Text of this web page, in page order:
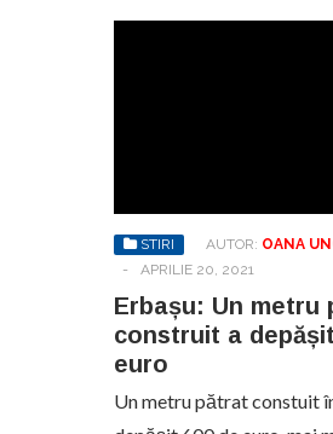
STIRI AUTOR: OANA
-
APRILIE 20, 2021
Erbașu: Un metru
construit a
euro
Un metru pătrat constuit